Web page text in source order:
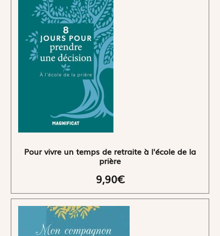
Pour vivre un temps de retraite à l'école de la
prière
9,90€